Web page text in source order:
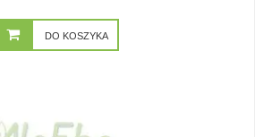
DO KOSZYKA